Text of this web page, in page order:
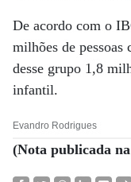
De acordo com o
milhões de pessoas
desse grupo 1,8
infantil.
Evandro Rodrigues
(Nota publicada